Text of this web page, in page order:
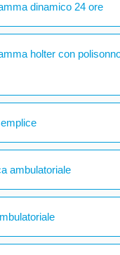
dinamico 24 ore
holter con
ambulatoriale